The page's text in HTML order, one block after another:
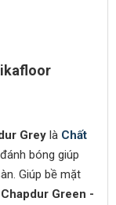
Grey là Chất
bóng giúp
Giúp bề mặt
Green -